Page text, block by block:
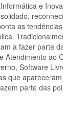
e
as
a fazer parte
Atendimento ao
Software
que
parte das